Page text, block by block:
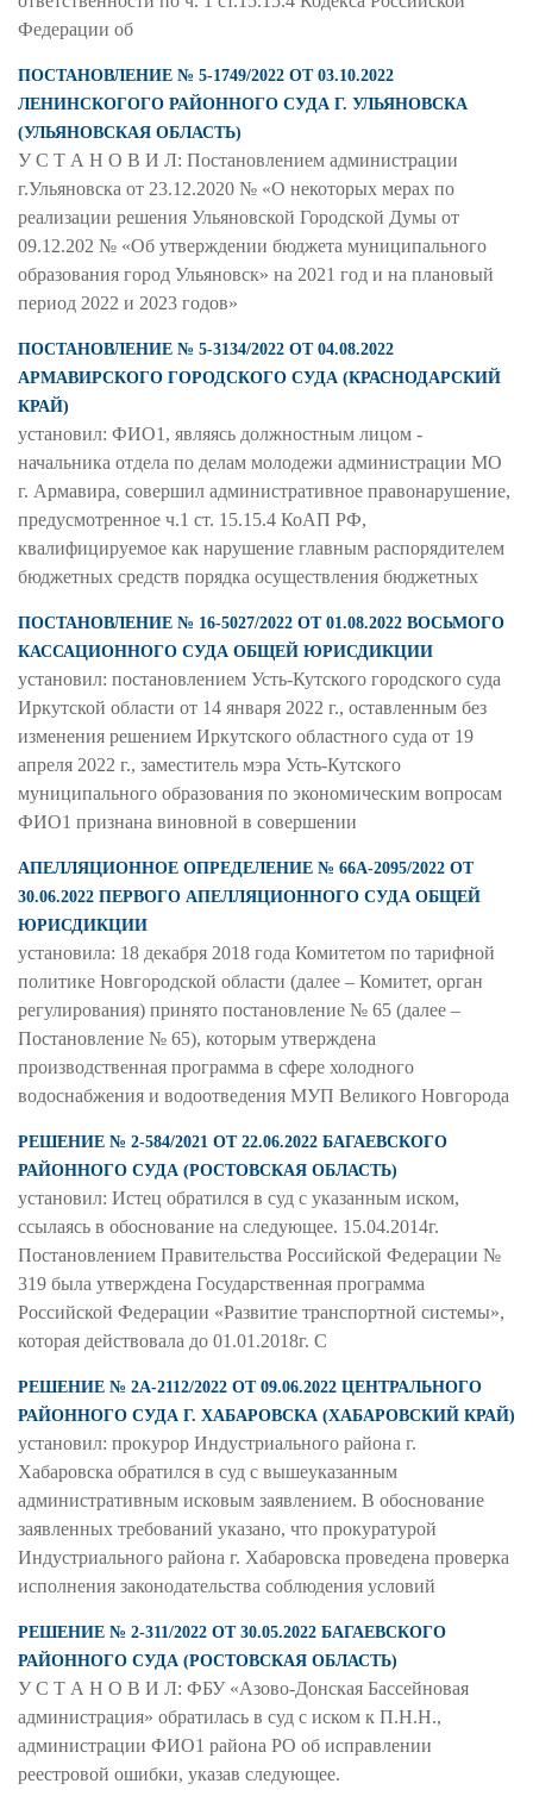
Федерации об
ПОСТАНОВЛЕНИЕ № 5-1749/2022 ОТ 03.10.2022
ЛЕНИНСКОГОГО РАЙОННОГО СУДА Г. УЛЬЯНОВСКА
(УЛЬЯНОВСКАЯ ОБЛАСТЬ)
У С Т А Н О В И Л: Постановлением администрации
г.Ульяновска от 23.12.2020 № «О некоторых мерах по
реализации решения Ульяновской Городской Думы от
09.12.202 № «Об утверждении бюджета муниципального
образования город Ульяновск» на 2021 год и на плановый
период 2022 и 2023 годов»
ПОСТАНОВЛЕНИЕ № 5-3134/2022 ОТ 04.08.2022
АРМАВИРСКОГО ГОРОДСКОГО СУДА (КРАСНОДАРСКИЙ
КРАЙ)
установил: ФИО1, являясь должностным лицом -
начальника отдела по делам молодежи администрации МО
г. Армавира, совершил административное правонарушение,
предусмотренное ч.1 ст. 15.15.4 КоАП РФ,
квалифицируемое как нарушение главным распорядителем
бюджетных средств порядка осуществления бюджетных
ПОСТАНОВЛЕНИЕ № 16-5027/2022 ОТ 01.08.2022 ВОСЬМОГО
КАССАЦИОННОГО СУДА ОБЩЕЙ ЮРИСДИКЦИИ
установил: постановлением Усть-Кутского городского суда
Иркутской области от 14 января 2022 г., оставленным без
изменения решением Иркутского областного суда от 19
апреля 2022 г., заместитель мэра Усть-Кутского
муниципального образования по экономическим вопросам
ФИО1 признана виновной в совершении
АПЕЛЛЯЦИОННОЕ ОПРЕДЕЛЕНИЕ № 66А-2095/2022 ОТ
30.06.2022 ПЕРВОГО АПЕЛЛЯЦИОННОГО СУДА ОБЩЕЙ
ЮРИСДИКЦИИ
установила: 18 декабря 2018 года Комитетом по тарифной
политике Новгородской области (далее – Комитет, орган
регулирования) принято постановление № 65 (далее –
Постановление № 65), которым утверждена
производственная программа в сфере холодного
водоснабжения и водоотведения МУП Великого Новгорода
РЕШЕНИЕ № 2-584/2021 ОТ 22.06.2022 БАГАЕВСКОГО
РАЙОННОГО СУДА (РОСТОВСКАЯ ОБЛАСТЬ)
установил: Истец обратился в суд с указанным иском,
ссылаясь в обоснование на следующее. 15.04.2014г.
Постановлением Правительства Российской Федерации №
319 была утверждена Государственная программа
Российской Федерации «Развитие транспортной системы»,
которая действовала до 01.01.2018г. С
РЕШЕНИЕ № 2А-2112/2022 ОТ 09.06.2022 ЦЕНТРАЛЬНОГО
РАЙОННОГО СУДА Г. ХАБАРОВСКА (ХАБАРОВСКИЙ КРАЙ)
установил: прокурор Индустриального района г.
Хабаровска обратился в суд с вышеуказанным
административным исковым заявлением. В обоснование
заявленных требований указано, что прокуратурой
Индустриального района г. Хабаровска проведена проверка
исполнения законодательства соблюдения условий
РЕШЕНИЕ № 2-311/2022 ОТ 30.05.2022 БАГАЕВСКОГО
РАЙОННОГО СУДА (РОСТОВСКАЯ ОБЛАСТЬ)
У С Т А Н О В И Л: ФБУ «Азово-Донская Бассейновая
администрация» обратилась в суд с иском к П.Н.Н.,
администрации ФИО1 района РО об исправлении
реестровой ошибки, указав следующее.